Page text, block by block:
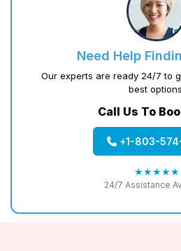
Need Help
Our experts are ready 24/7 to
best
Call Us To
+1-803-
★★★★★
24/7 Assistance